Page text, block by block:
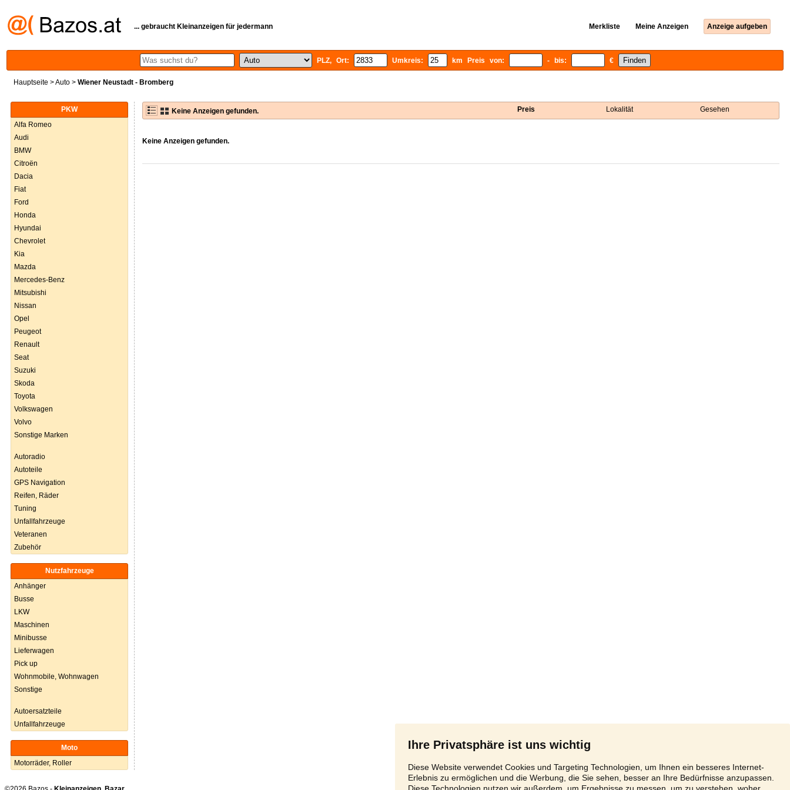
Ihre Privatsphäre ist uns wichtig
Diese Website verwendet Cookies und Targeting Technologien, um Ihnen ein besseres Internet-
Erlebnis zu ermöglichen und die Werbung, die Sie sehen, besser an Ihre Bedürfnisse anzupassen.
Diese Technologien nutzen wir außerdem, um Ergebnisse zu messen, um zu verstehen, woher
... gebraucht Kleinanzeigen für jedermann Merkliste Meine Anzeigen Anzeige aufgeben
PLZ, Ort: Umkreis: km Preis von: - bis: €
Hauptseite >Auto > Wiener Neustadt - Bromberg
PKW
Alfa Romeo
Audi
BMW
Citroën
Dacia
Fiat
Ford
Honda
Hyundai
Chevrolet
Kia
Mazda
Mercedes-Benz
Mitsubishi
Nissan
Opel
Peugeot
Renault
Seat
Suzuki
Skoda
Toyota
Volkswagen
Volvo
Sonstige Marken
Autoradio
Autoteile
GPS Navigation
Reifen, Räder
Tuning
Unfallfahrzeuge
Veteranen
Zubehör
Nutzfahrzeuge
Anhänger
Busse
LKW
Maschinen
Minibusse
Lieferwagen
Pick up
Wohnmobile, Wohnwagen
Sonstige
Autoersatzteile
Unfallfahrzeuge
Moto
Motorräder, Roller
Keine Anzeigen gefunden. Preis Lokalität Gesehen
Keine Anzeigen gefunden.